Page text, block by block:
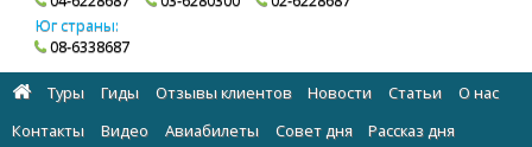
Юг страны:
08-6338687
Туры Гиды Отзывы клиентов Новости Статьи
О нас
Контакты
Видео Авиабилеты Cовет дня Рассказ дня